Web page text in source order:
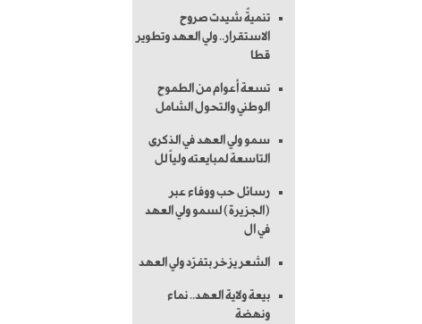
تنميةٌ شيدت صروح
الاستقرار.. ولي العهد وتطوير
قطا
تسعة أعوام من الطموح
الوطني والتحول الشامل
سمو ولي العهد في الذكرى
التاسعة لمبايعته ولياً لل
رسائل حب ووفاء عبر
(الجزيرة) لسمو ولي العهد
في ال
الشعر يزخر بتفرّد ولي العهد
بيعة ولاية العهد.. نماء
ونهضة